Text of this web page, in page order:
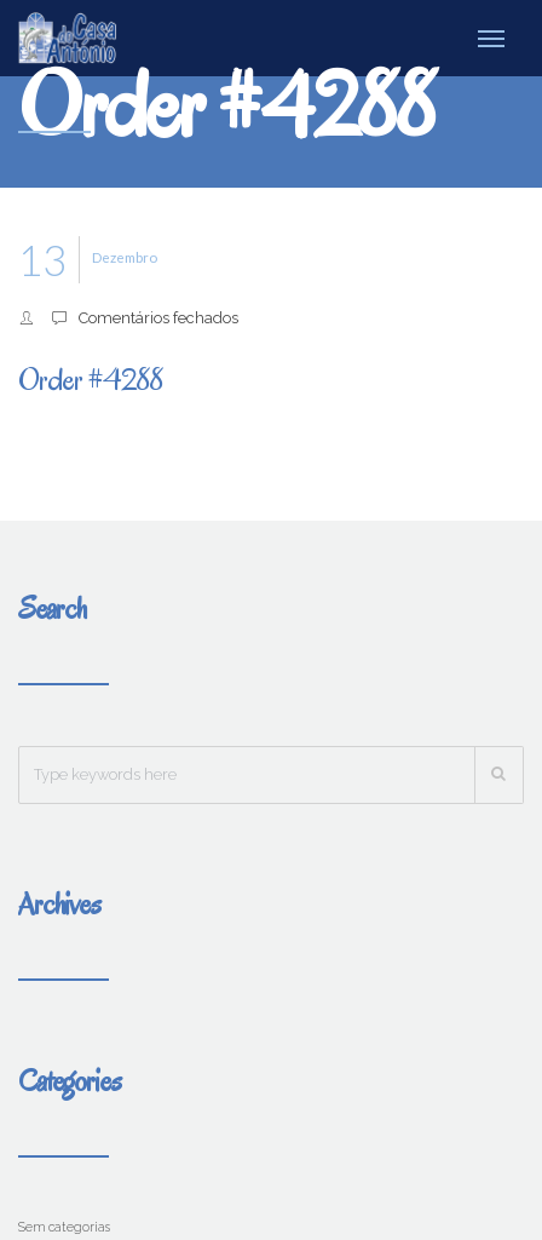
Order #4288
Dezembro
13
Comentários fechadosem
Order #4288
Search
Archives
Categories
Sem categorias